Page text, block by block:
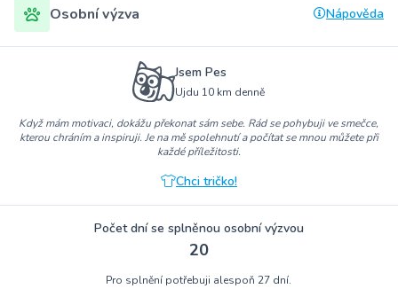
Osobní výzva Nápověda
Jsem Pes
Ujdu 10 km denně
Když mám motivaci, dokážu překonat sám sebe. Rád se pohybuji ve smečce,
kterou chráním a inspiruji. Je na mě spolehnutí a počítat se mnou můžete při
každé příležitosti.
Chci tričko!
Počet dní se splněnou osobní výzvou
20
Pro splnění potřebuji alespoň 27 dní.